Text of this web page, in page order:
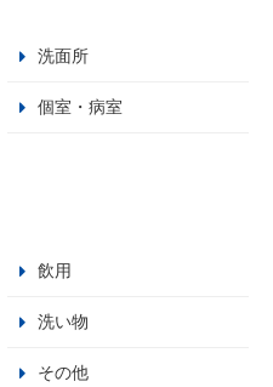
洗面所
個室・病室
飲用
洗い物
その他